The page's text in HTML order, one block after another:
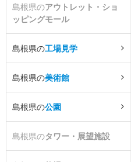
島根県のアウトレット・ショ
ッピングモール
島根県の工場見学
島根県の美術館
島根県の公園
島根県のタワー・展望施設